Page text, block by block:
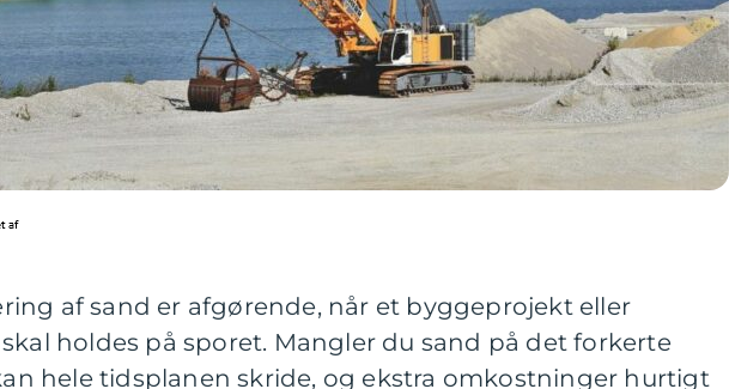
af sand er afgørende, når et byggeprojekt eller
holdes på sporet. Mangler du sand på det forkerte
hele tidsplanen skride, og ekstra omkostninger hurtigt